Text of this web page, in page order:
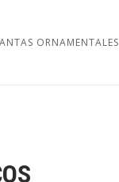
ORNAMENTALES